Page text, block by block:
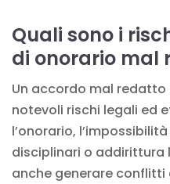
Quali sono i
di onorario mal
Un accordo mal redatto
notevoli rischi legali ed
l’onorario,
disciplinari o addirittura
anche generare